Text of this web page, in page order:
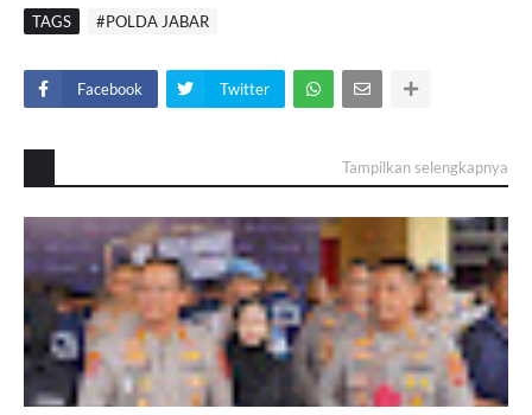
TAGS #POLDA JABAR
Facebook Twitter
Tampilkan selengkapnya